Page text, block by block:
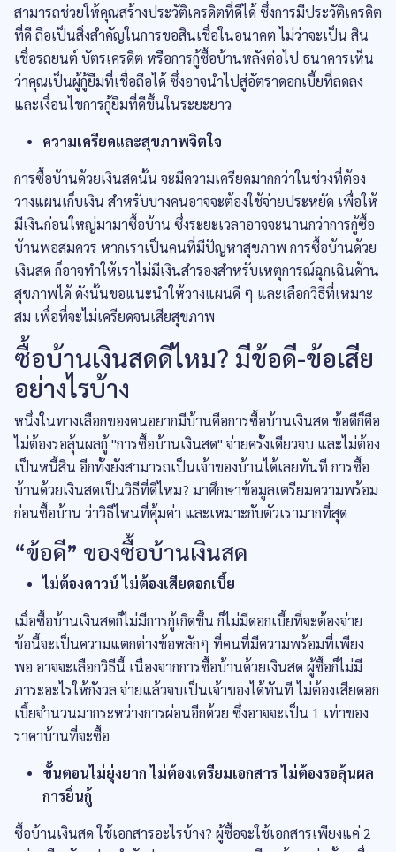
สามารถช่วยให้คุณสร้างประวัติเครดิตที่ดีได้ ซึ่งการมีประวัติเครดิต
ที่ดี ถือเป็นสิ่งสำคัญในการขอสินเชื่อในอนาคต ไม่ว่าจะเป็น สิน
เชื่อรถยนต์ บัตรเครดิต หรือการกู้ซื้อบ้านหลังต่อไป ธนาคารเห็น
ว่าคุณเป็นผู้กู้ยืมที่เชื่อถือได้ ซึ่งอาจนำไปสู่อัตราดอกเบี้ยที่ลดลง
และเงื่อนไขการกู้ยืมที่ดีขึ้นในระยะยาว
ความเครียดและสุขภาพจิตใจ
การซื้อบ้านด้วยเงินสดนั้น จะมีความเครียดมากกว่าในช่วงที่ต้อง
วางแผนเก็บเงิน สำหรับบางคนอาจจะต้องใช้จ่ายประหยัด เพื่อให้
มีเงินก่อนใหญ่มามาซื้อบ้าน ซึ่งระยะเวลาอาจจะนานกว่าการกู้ซื้อ
บ้านพอสมควร หากเราเป็นคนที่มีปัญหาสุขภาพ การซื้อบ้านด้วย
เงินสด ก็อาจทำให้เราไม่มีเงินสำรองสำหรับเหตุการณ์ฉุกเฉินด้าน
สุขภาพได้ ดังนั้นขอแนะนำให้วางแผนดี ๆ และเลือกวิธีที่เหมาะ
สม เพื่อที่จะไม่เครียดจนเสียสุขภาพ
ซื้อบ้านเงินสดดีไหม? มีข้อดี-ข้อเสีย
อย่างไรบ้าง
หนึ่งในทางเลือกของคนอยากมีบ้านคือการซื้อบ้านเงินสด ข้อดีก็คือ
ไม่ต้องรอลุ้นผลกู้ "การซื้อบ้านเงินสด" จ่ายครั้งเดียวจบ และไม่ต้อง
เป็นหนี้สิน อีกทั้งยังสามารถเป็นเจ้าของบ้านได้เลยทันที การซื้อ
บ้านด้วยเงินสดเป็นวิธีที่ดีไหม? มาศึกษาข้อมูลเตรียมความพร้อม
ก่อนซื้อบ้าน ว่าวิธีไหนที่คุ้มค่า และเหมาะกับตัวเรามากที่สุด
“ข้อดี” ของซื้อบ้านเงินสด
ไม่ต้องดาวน์ ไม่ต้องเสียดอกเบี้ย
เมื่อซื้อบ้านเงินสดก็ไม่มีการกู้เกิดขึ้น ก็ไม่มีดอกเบี้ยที่จะต้องจ่าย
ข้อนี้จะเป็นความแตกต่างข้อหลักๆ ที่คนที่มีความพร้อมที่เพียง
พอ อาจจะเลือกวิธีนี้ เนื่องจากการซื้อบ้านด้วยเงินสด ผู้ซื้อก็ไม่มี
ภาระอะไรให้กังวล จ่ายแล้วจบเป็นเจ้าของได้ทันที ไม่ต้องเสียดอก
เบี้ยจำนวนมากระหว่างการผ่อนอีกด้วย ซึ่งอาจจะเป็น 1 เท่าของ
ราคาบ้านที่จะซื้อ
ขั้นตอนไม่ยุ่งยาก ไม่ต้องเตรียมเอกสาร ไม่ต้องรอลุ้นผล
การยื่นกู้
ซื้อบ้านเงินสด ใช้เอกสารอะไรบ้าง? ผู้ซื้อจะใช้เอกสารเพียงแค่ 2